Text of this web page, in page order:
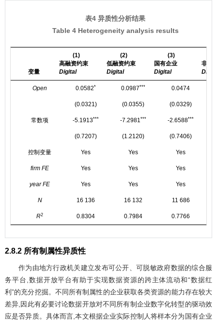
表4 异质性分析结果
Table 4 Heterogeneity analysis results
变量
(1)
高融资约束
Digital
(2)
低融资约束
Digital
(3)
国有企业
Digital
非国
Open 0.0582* 0.0987*** 0.0474
(0.0321) (0.0355) (0.0329)
常数项 -5.1913*** -7.2981*** -2.6588***
(0.7207) (1.2120) (0.7406)
控制变量 Yes Yes Yes
firm FE Yes Yes Yes
year FE Yes Yes Yes
N 16 136 16 132 11 686
R2 0.8304 0.7984 0.7766
2.8.2 所有制属性异质性
作为由地方行政机关建立发布可公开、可脱敏政府数据的综合服
务平台,数据开放平台有助于实现数据资源的跨主体流动和“数据红
利”的充分挖掘。不同所有制属性的企业获取各类资源的能力存在较大
差异,因此有必要讨论数据开放对不同所有制企业数字化转型的驱动效
应是否异质。具体而言,本文根据企业实际控制人将样本分为国有企业